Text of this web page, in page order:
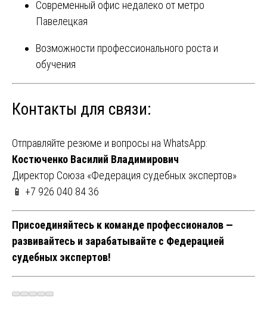
Современный офис недалеко от метро
Павелецкая
Возможности профессионального роста и
обучения
Контакты для связи:
Отправляйте резюме и вопросы на WhatsApp:
Костюченко Василий Владимирович
Директор Союза «Федерация судебных экспертов»
📱 +7 926 040 84 36
Присоединяйтесь к команде профессионалов —
развивайтесь и зарабатывайте с Федерацией
судебных экспертов!